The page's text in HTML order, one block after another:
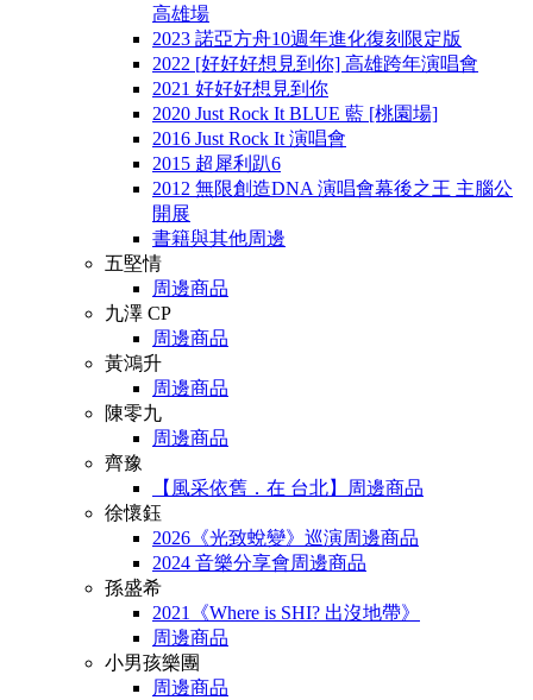
高雄場
2023 諾亞方舟10週年進化復刻限定版
2022 [好好好想見到你] 高雄跨年演唱會
2021 好好好想見到你
2020 Just Rock It BLUE 藍 [桃園場]
2016 Just Rock It 演唱會
2015 超犀利趴6
2012 無限創造DNA 演唱會幕後之王 主腦公
開展
書籍與其他周邊
五堅情
周邊商品
九澤 CP
周邊商品
黃鴻升
周邊商品
陳零九
周邊商品
齊豫
【風采依舊．在 台北】周邊商品
徐懷鈺
2026《光致蛻變》巡演周邊商品
2024 音樂分享會周邊商品
孫盛希
2021《Where is SHI? 出沒地帶》
周邊商品
小男孩樂團
周邊商品